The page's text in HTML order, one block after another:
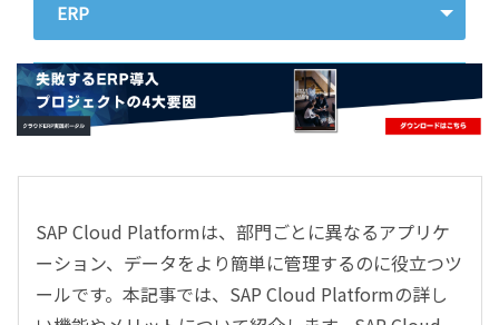
ERP
ERP
会計
CRM／営業支援／Eコマース
DX（2025年の崖）／クラウドコンピューティング
データ分析／BI
SAP Cloud Platformは、部門ごとに異なるアプリケ
ーション、データをより簡単に管理するのに役立つツ
ールです。本記事では、SAP Cloud Platformの詳し